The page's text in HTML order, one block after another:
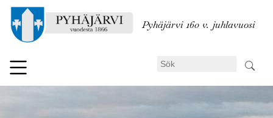
till
Pyhäjärvi 160 v. juhlavuosi
Sök